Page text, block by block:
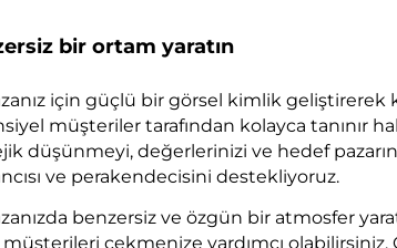
bir ortam yaratın
için güçlü bir görsel kimlik geliştirerek
müşteriler tarafından kolayca tanınır
düşünmeyi, değerlerinizi ve hedef
ve perakendecisini destekliyoruz.
benzersiz ve özgün bir atmosfer
çekmenize yardımcı